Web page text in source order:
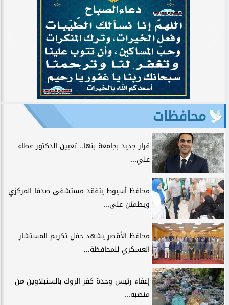
محافظات
قرار جديد بجامعة بنها.. تعيين الدكتور عطاء
علي...
محافظ أسيوط يتفقد مستشفى صدفا المركزي
ويطمئن على...
محافظ الأقصر يشهد حفل تكريم المستشار
العسكري للمحافظة...
إعفاء رئيس وحدة كفر الروك بالسنبلاوين من
منصبه...